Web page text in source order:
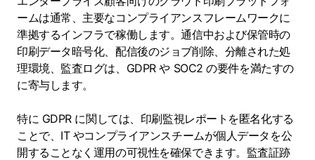
ームは通常、主要なコンプライアンスフレームワークに
準拠するインフラで稼働します。通信中および保管時の
印刷データ暗号化、配信後のジョブ削除、分離された処
理環境、監査ログは、GDPR や SOC2 の要件を満たすの
に寄与します。
特に GDPR に関しては、印刷監視レポートを匿名化する
ことで、IT やコンプライアンスチームが個人データを公
開することなく運用の可視性を確保できます。監査証跡